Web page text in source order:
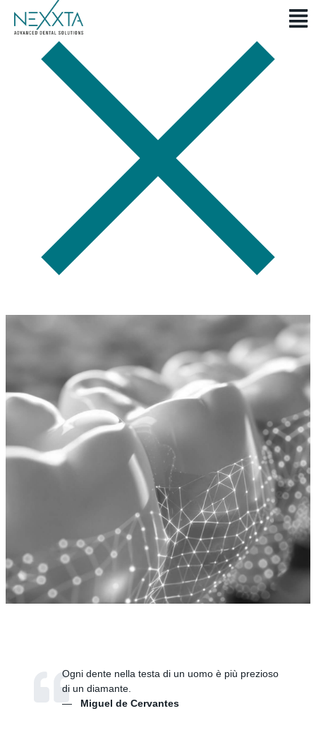
Ogni dente nella testa di un uomo è più prezioso
di un diamante.
— Miguel de Cervantes